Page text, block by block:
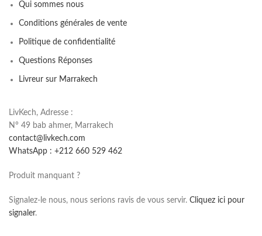
Qui sommes nous
Conditions générales de vente
Politique de confidentialité
Questions Réponses
Livreur sur Marrakech
LivKech, Adresse :
N° 49 bab ahmer, Marrakech
contact@livkech.com
WhatsApp : +212 660 529 462
Produit manquant ?
Signalez-le nous, nous serions ravis de vous servir. Cliquez ici pour
signaler.